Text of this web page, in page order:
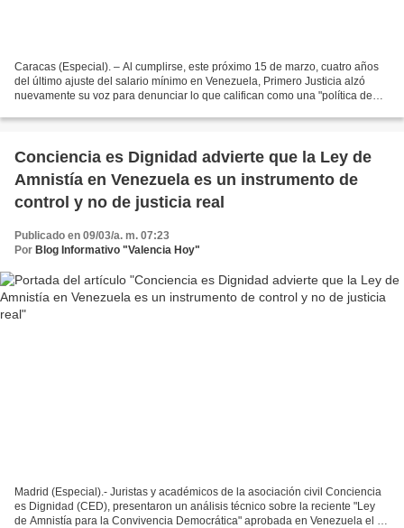
Caracas (Especial). – Al cumplirse, este próximo 15 de marzo, cuatro años
del último ajuste del salario mínimo en Venezuela, Primero Justicia alzó
nuevamente su voz para denunciar lo que califican como una "política de
Conciencia es Dignidad advierte que la Ley de
Amnistía en Venezuela es un instrumento de
control y no de justicia real
Publicado en 09/03/a. m. 07:23
Por Blog Informativo "Valencia Hoy"
Madrid (Especial).- Juristas y académicos de la asociación civil Conciencia
es Dignidad (CED), presentaron un análisis técnico sobre la reciente "Ley
de Amnistía para la Convivencia Democrática" aprobada en Venezuela el 19